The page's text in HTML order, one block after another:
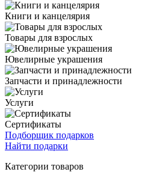
Книги и канцелярия
Товары для взрослых
Ювелирные украшения
Запчасти и принадлежности
Услуги
Сертификаты
Подборщик подарков
Найти подарки
Категории товаров